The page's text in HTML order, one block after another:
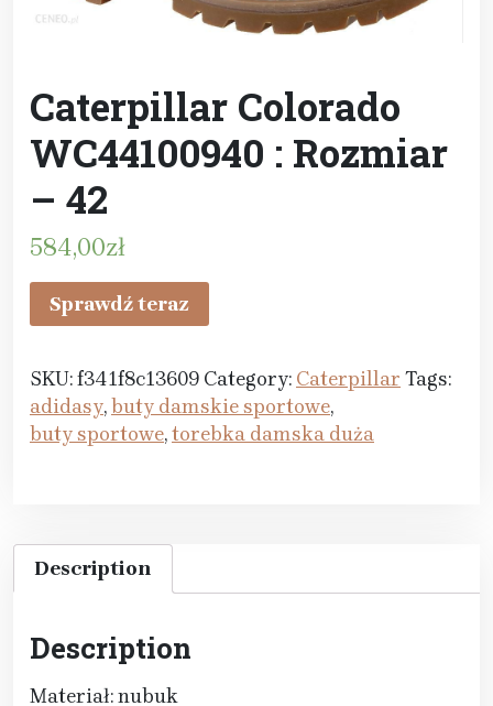
Caterpillar Colorado
WC44100940 : Rozmiar
– 42
584,00zł
Sprawdź teraz
SKU:f341f8c13609 Category: Caterpillar Tags:
adidasy,buty damskie sportowe,
buty sportowe,torebka damska duża
Description
Description
Materiał: nubuk